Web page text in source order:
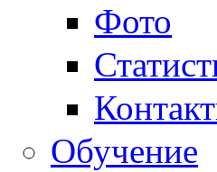
Фото
Обучение